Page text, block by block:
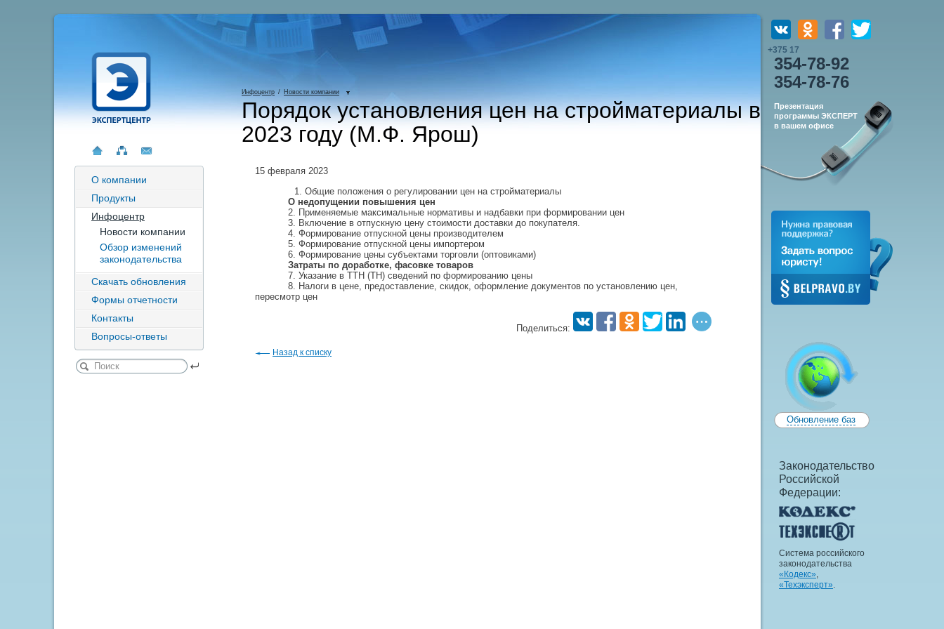
+375 17
354-78-92
354-78-76
Презентация
программы ЭКСПЕРТ
в вашем офисе
Обновление баз
Законодательство
Российской
Федерации:
Система российского
законодательства
«Кодекс»,
«Техэксперт».
О компании
Продукты
Инфоцентр
Новости компании
Обзор изменений
законодательства
Скачать обновления
Формы отчетности
Контакты
Вопросы-ответы
Инфоцентр / Новости компании
Порядок установления цен на стройматериалы в
2023 году (М.Ф. Ярош)
15 февраля 2023
1. Общие положения о регулировании цен на стройматериалы
О недопущении повышения цен
2. Применяемые максимальные нормативы и надбавки при формировании цен
3. Включение в отпускную цену стоимости доставки до покупателя.
4. Формирование отпускной цены производителем
5. Формирование отпускной цены импортером
6. Формирование цены субъектами торговли (оптовиками)
Затраты по доработке, фасовке товаров
7. Указание в ТТН (ТН) сведений по формированию цены
8. Налоги в цене, предоставление, скидок, оформление документов по установлению цен,
пересмотр цен
Поделиться:
Назад к списку